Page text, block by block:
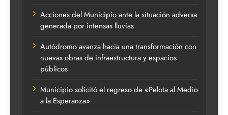
Acciones del Municipio ante la situación adversa
generada por intensas lluvias
Autódromo avanza hacia una transformación con
nuevas obras de infraestructura y espacios
públicos
Municipio solicitó el regreso de «Pelota al Medio
a la Esperanza»